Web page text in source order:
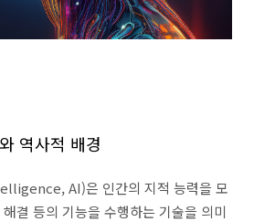
역사적 배경
AI)은 인간의 지적 능력을 모
결 등의 기능을 수행하는 기술을 의미